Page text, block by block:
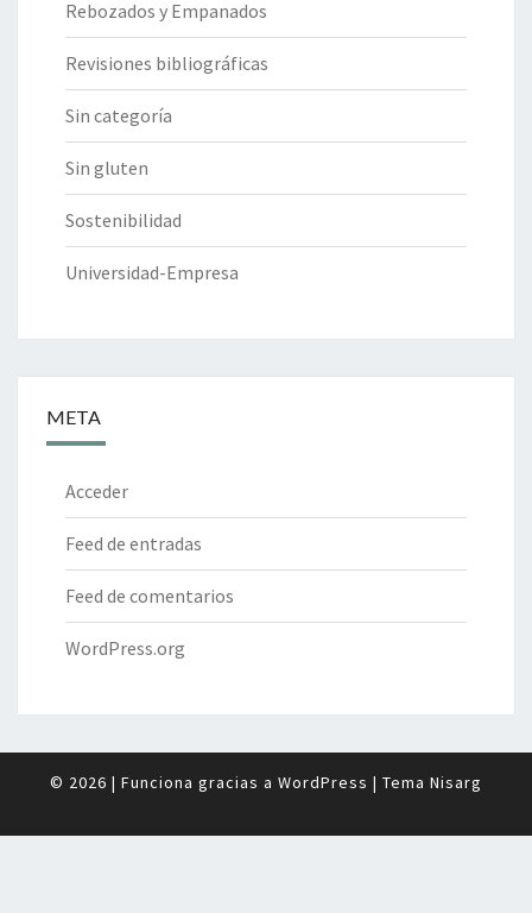
Rebozados y Empanados
Revisiones bibliográficas
Sin categoría
Sin gluten
Sostenibilidad
Universidad-Empresa
META
Acceder
Feed de entradas
Feed de comentarios
WordPress.org
© 2026 | Funciona gracias a WordPress | Tema Nisarg